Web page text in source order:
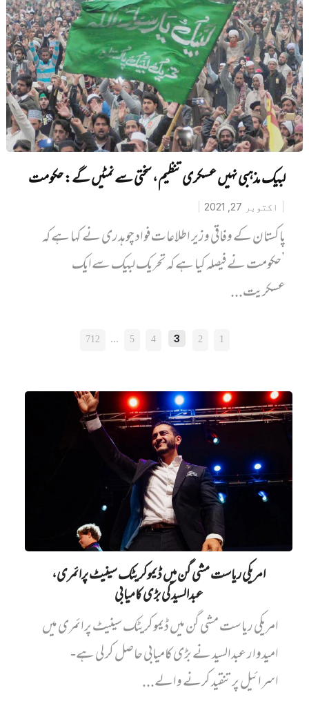
لبیک مذہبی نہیں عسکری تنظیم، سختی سے نمٹیں گے: حکومت
اکتوبر 27, 2021
پاکستان کے وفاقی وزیر اطلاعات فواد چوہدری نے کہا ہے کہ
’حکومت نے فیصلہ کیا ہے کہ تحریک لبیک سےایک
عسکریت...
1
2
3
4
5
…
712
امریکی ریاست مشی گن میں ڈیموکریٹک سینیٹ پرائمری،
عبدالسید کی بڑی کامیابی
امریکی ریاست مشی گن میں ڈیموکریٹک سینیٹ پرائمری میں‌
امیدوار عبدالسید نے بڑی کامیابی حاصل کر لی ہے-
اسرائیل پر تنقید کرنے والے...